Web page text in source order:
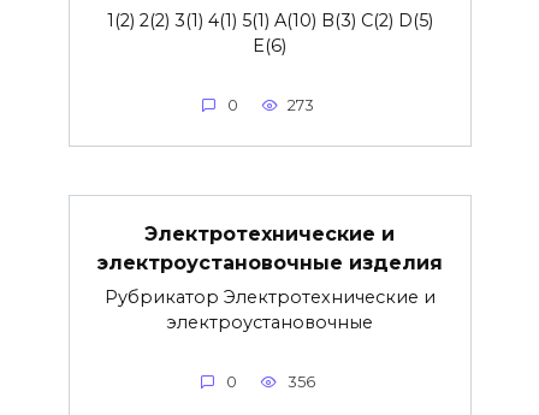
1(2) 2(2) 3(1) 4(1) 5(1) A(10) B(3) C(2) D(5)
E(6)
0 273
Электротехнические и
электроустановочные изделия
Рубрикатор Электротехнические и
электроустановочные
0 356